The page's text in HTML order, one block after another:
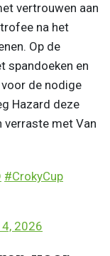
vertrouwen aan
na het
Op de
spandoeken en
de nodige
Hazard deze
verraste met Van
#CrokyCup
2026